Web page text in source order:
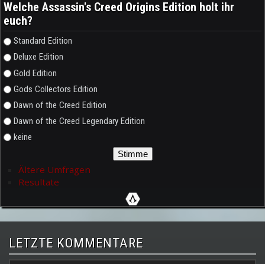
Welche Assassin's Creed Origins Edition holt ihr
euch?
Auswahlmöglichkeiten
Standard Edition
Deluxe Edition
Gold Edition
Gods Collectors Edition
Dawn of the Creed Edition
Dawn of the Creed Legendary Edition
keine
Ältere Umfragen
Resultate
LETZTE KOMMENTARE